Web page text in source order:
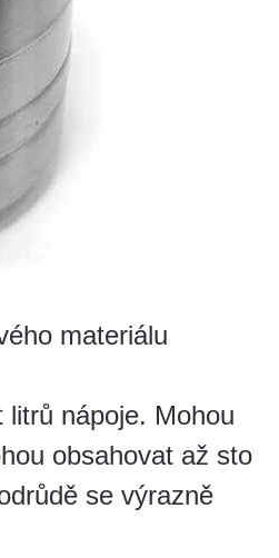
materiálu
nápoje. Mohou
obsahovat až sto
se výrazně